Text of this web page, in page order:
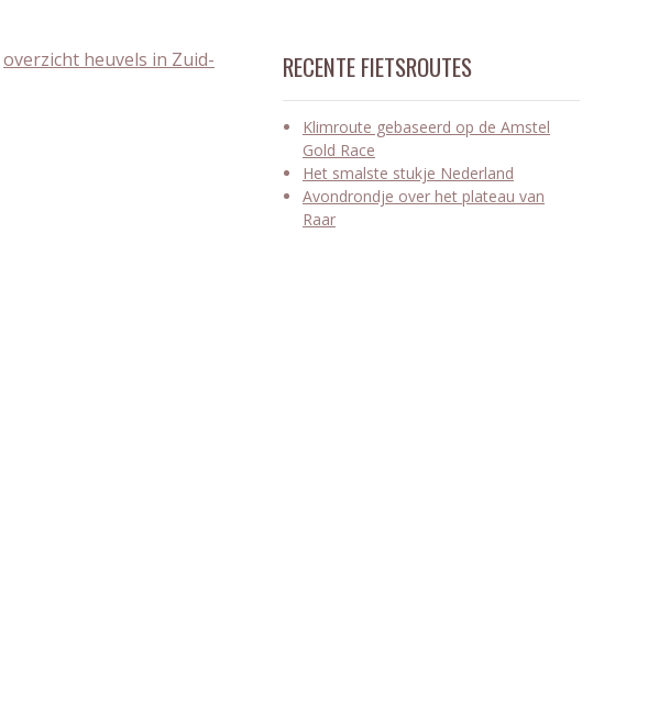
overzicht heuvels in Zuid-
RECENTE FIETSROUTES
Klimroute gebaseerd op de Amstel
Gold Race
Het smalste stukje Nederland
Avondrondje over het plateau van
Raar